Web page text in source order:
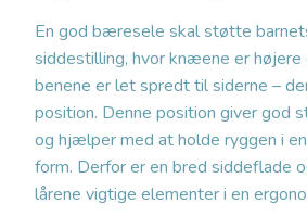
En god bæresele skal støtte
siddestilling, hvor knæene er højere
benene er let spredt til siderne –
position. Denne position giver god
og hjælper med at holde ryggen i
form. Derfor er en bred siddeflade
lårene vigtige elementer i en